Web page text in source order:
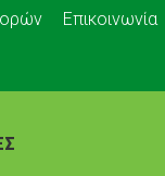
Επικοινωνία